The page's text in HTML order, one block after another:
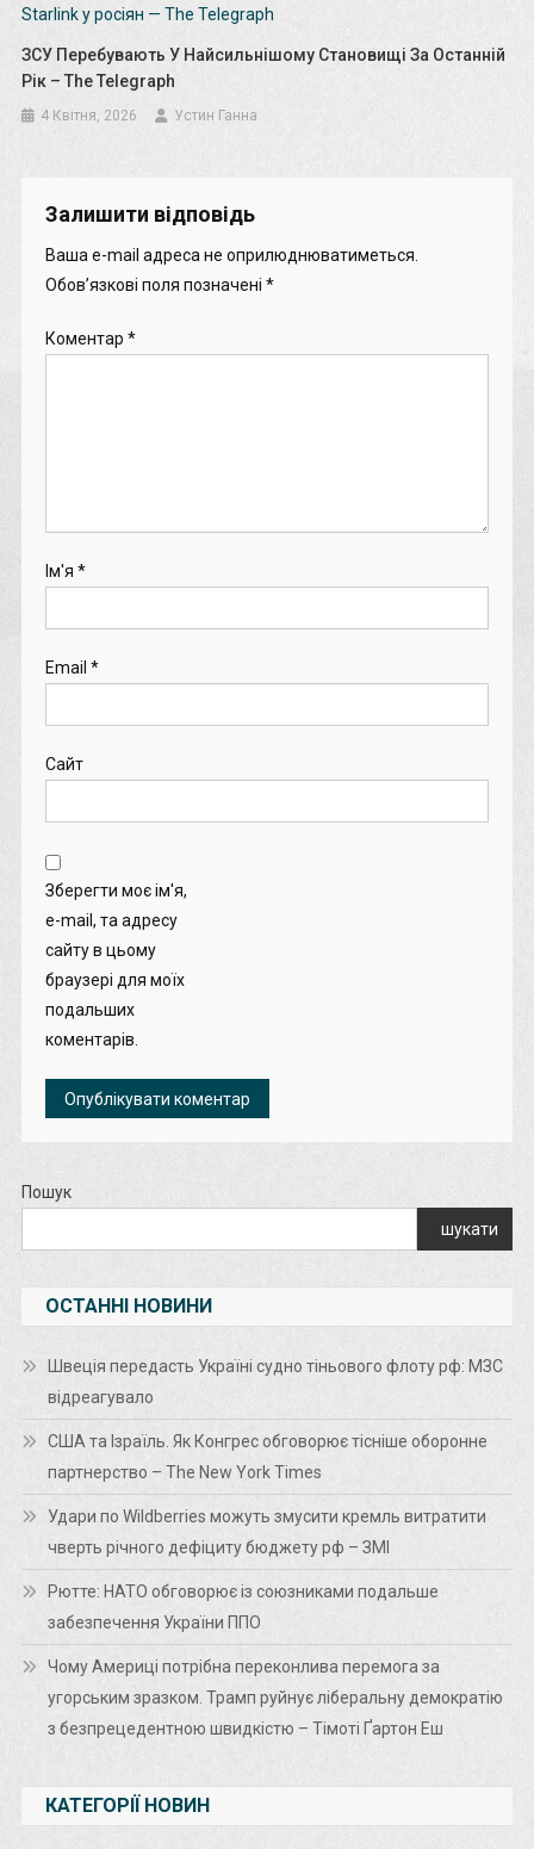
ЗСУ Перебувають У Найсильнішому Становищі За Останній
Рік – The Telegraph
4 Квітня, 2026 Устин Ганна
Залишити відповідь
Ваша e-mail адреса не оприлюднюватиметься.
Обов’язкові поля позначені *
Коментар *
Ім'я *
Email *
Сайт
Зберегти моє ім'я,
e-mail, та адресу
сайту в цьому
браузері для моїх
подальших
коментарів.
Пошук
шукати
ОСТАННІ НОВИНИ
Швеція передасть Україні судно тіньового флоту рф: МЗС
відреагувало
США та Ізраїль. Як Конгрес обговорює тісніше оборонне
партнерство – The New York Times
Удари по Wildberries можуть змусити кремль витратити
чверть річного дефіциту бюджету рф – ЗМІ
Рютте: НАТО обговорює із союзниками подальше
забезпечення України ППО
Чому Америці потрібна переконлива перемога за
угорським зразком. Трамп руйнує ліберальну демократію
з безпрецедентною швидкістю – Тімоті Ґартон Еш
КАТЕГОРІЇ НОВИН